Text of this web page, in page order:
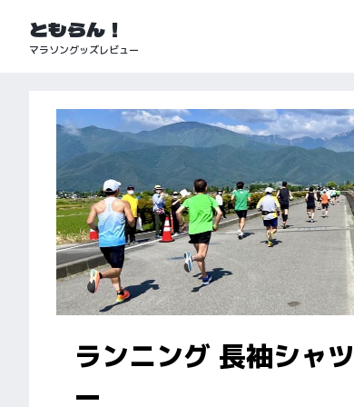
ともらん！
マラソングッズレビュー
ランニング 長袖シャ
ー